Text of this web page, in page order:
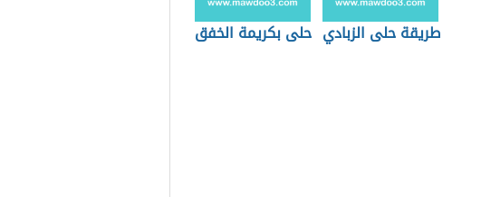
طريقة حلى الزبادي حلى بكريمة الخفق